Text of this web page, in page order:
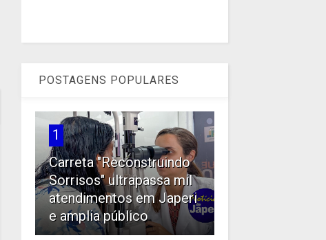
POSTAGENS POPULARES
1
Carreta "Reconstruindo
Sorrisos" ultrapassa mil
atendimentos em Japeri
e amplia público